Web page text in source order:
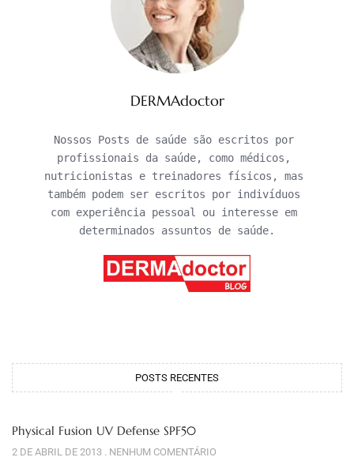
DERMAdoctor
Nossos Posts de saúde são escritos por
profissionais da saúde, como médicos,
nutricionistas e treinadores físicos, mas
também podem ser escritos por indivíduos
com experiência pessoal ou interesse em
determinados assuntos de saúde.
POSTS RECENTES
Physical Fusion UV Defense SPF50
2 DE ABRIL DE 2013 NENHUM COMENTÁRIO